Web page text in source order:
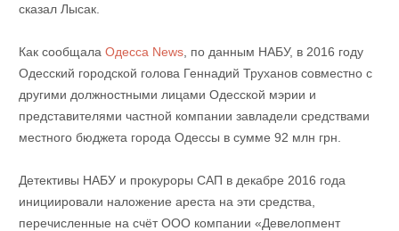
сказал Лысак.
Как сообщала Одесса News, по данным НАБУ, в 2016 году
Одесский городской голова Геннадий Труханов совместно с
другими должностными лицами Одесской мэрии и
представителями частной компании завладели средствами
местного бюджета города Одессы в сумме 92 млн грн.
Детективы НАБУ и прокуроры САП в декабре 2016 года
инициировали наложение ареста на эти средства,
перечисленные на счёт ООО компании «Девелопмент